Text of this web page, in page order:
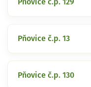
Pňovice č.p. 129
Pňovice č.p. 13
Pňovice č.p. 130